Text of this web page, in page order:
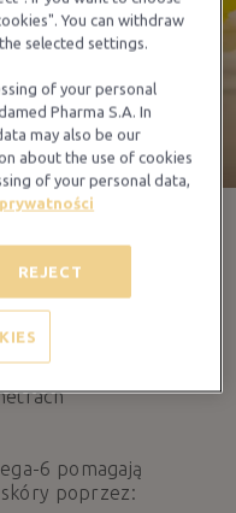
dziwnego
6 pomagają
poprzez:
You can withdraw
selected settings.
of your personal
Pharma S.A. In
may also be our
about the use of cookies
of your personal data,
REJECT